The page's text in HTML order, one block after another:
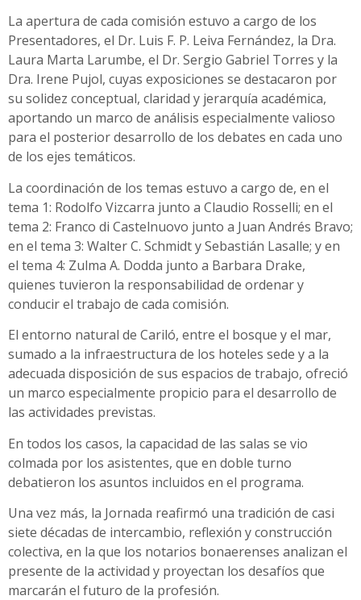
La apertura de cada comisión estuvo a cargo de los
Presentadores, el Dr. Luis F. P. Leiva Fernández, la Dra.
Laura Marta Larumbe, el Dr. Sergio Gabriel Torres y la
Dra. Irene Pujol, cuyas exposiciones se destacaron por
su solidez conceptual, claridad y jerarquía académica,
aportando un marco de análisis especialmente valioso
para el posterior desarrollo de los debates en cada uno
de los ejes temáticos.
La coordinación de los temas estuvo a cargo de, en el
tema 1: Rodolfo Vizcarra junto a Claudio Rosselli; en el
tema 2: Franco di Castelnuovo junto a Juan Andrés Bravo;
en el tema 3: Walter C. Schmidt y Sebastián Lasalle; y en
el tema 4: Zulma A. Dodda junto a Barbara Drake,
quienes tuvieron la responsabilidad de ordenar y
conducir el trabajo de cada comisión.
El entorno natural de Cariló, entre el bosque y el mar,
sumado a la infraestructura de los hoteles sede y a la
adecuada disposición de sus espacios de trabajo, ofreció
un marco especialmente propicio para el desarrollo de
las actividades previstas.
En todos los casos, la capacidad de las salas se vio
colmada por los asistentes, que en doble turno
debatieron los asuntos incluidos en el programa.
Una vez más, la Jornada reafirmó una tradición de casi
siete décadas de intercambio, reflexión y construcción
colectiva, en la que los notarios bonaerenses analizan el
presente de la actividad y proyectan los desafíos que
marcarán el futuro de la profesión.